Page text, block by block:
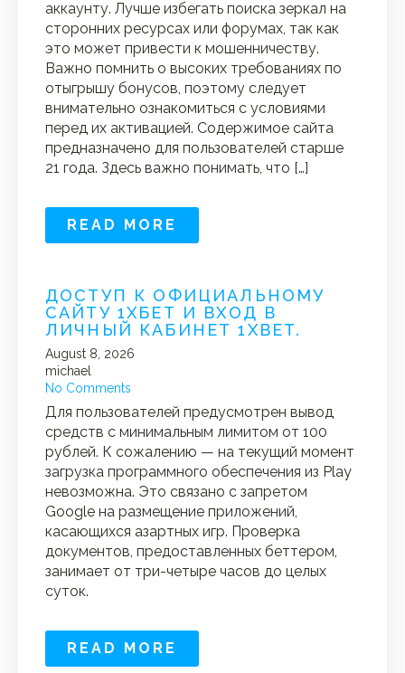
аккаунту. Лучше избегать поиска зеркал на
сторонних ресурсах или форумах, так как
это может привести к мошенничеству.
Важно помнить о высоких требованиях по
отыгрышу бонусов, поэтому следует
внимательно ознакомиться с условиями
перед их активацией. Содержимое сайта
предназначено для пользователей старше
21 года. Здесь важно понимать, что […]
READ MORE
ДОСТУП К ОФИЦИАЛЬНОМУ
САЙТУ 1ХБЕТ И ВХОД В
ЛИЧНЫЙ КАБИНЕТ 1XBET.
August 8, 2026
michael
No Comments
Для пользователей предусмотрен вывод
средств с минимальным лимитом от 100
рублей. К сожалению — на текущий момент
загрузка программного обеспечения из Play
невозможна. Это связано с запретом
Google на размещение приложений,
касающихся азартных игр. Проверка
документов, предоставленных беттером,
занимает от три-четыре часов до целых
суток.
READ MORE